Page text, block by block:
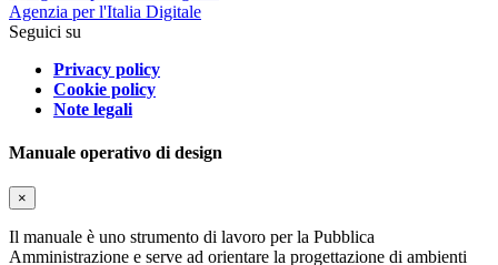
Agenzia per l'Italia Digitale
Seguici su
Privacy policy
Cookie policy
Note legali
Manuale operativo di design
×
Il manuale è uno strumento di lavoro per la Pubblica
Amministrazione e serve ad orientare la progettazione di ambienti